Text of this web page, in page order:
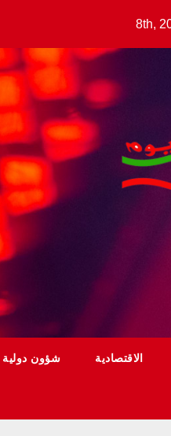
الاقتصادية شؤون دولية